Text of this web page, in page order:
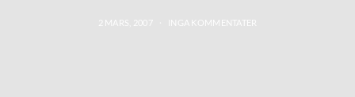
2 MARS, 2007 INGA KOMMENTATER